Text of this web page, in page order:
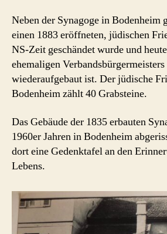
Neben der Synagoge in Bodenheim
einen 1883 eröffneten, jüdischen
NS-Zeit geschändet wurde und
ehemaligen
wiederaufgebaut ist. Der jüdische
Bodenheim zählt 40 Grabsteine.
Das Gebäude der 1835 erbauten
1960er Jahren in Bodenheim
dort eine Gedenktafel an den
Lebens.